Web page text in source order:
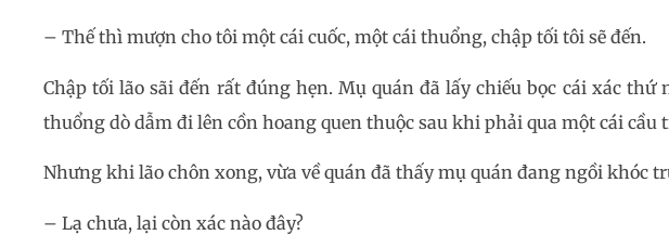
– Thế thì mượn cho tôi một cái cuốc, một cái thuổng, chập tối tôi sẽ đến.
Chập tối lão sãi đến rất đúng hẹn. Mụ quán đã lấy chiếu bọc cái xác
thuổng dò dẫm đi lên cồn hoang quen thuộc sau khi phải qua một cái cầu
Nhưng khi lão chôn xong, vừa về quán đã thấy mụ quán đang ngồi khóc
– Lạ chưa, lại còn xác nào đây?